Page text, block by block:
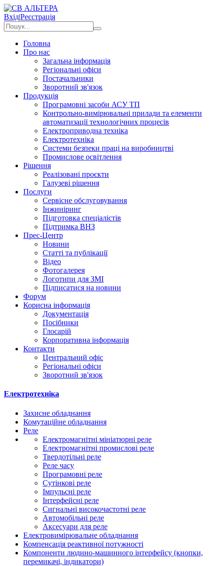
Вхід|Реєстрація
Головна
Про нас
Загальна інформація
Регіональні офіси
Постачальники
Зворотний зв'язок
Продукція
Програмовні засоби АСУ ТП
Контрольно-вимірювальні прилади та елементи
автоматизації технологічних процесів
Електроприводна техніка
Електротехніка
Системи безпеки праці на виробництві
Промислове освітлення
Рішення
Реалізовані проєкти
Галузеві рішення
Послуги
Сервісне обслуговування
Інжиніринг
Підготовка спеціалістів
Підтримка ВНЗ
Прес-Центр
Новини
Статті та публікації
Відео
Фотогалерея
Логотипи для ЗМІ
Підписатися на новини
Форум
Корисна інформація
Документація
Посібники
Глосарій
Корпоративна інформація
Контакти
Центральний офіс
Регіональні офіси
Зворотний зв'язок
Електротехніка
Захисне обладнання
Комутаційне обладнання
Реле
Електромагнітні мініатюрні реле
Електромагнітні промислові реле
Твердотільні реле
Реле часу
Програмовні реле
Сутінкові реле
Імпульсні реле
Інтерфейсні реле
Сигнальні високочастотні реле
Автомобільні реле
Аксесуари для реле
Електровимірювальне обладнання
Компенсація реактивної потужності
Компоненти людино-машинного інтерфейсу (кнопки,
перемикачі, індикатори)